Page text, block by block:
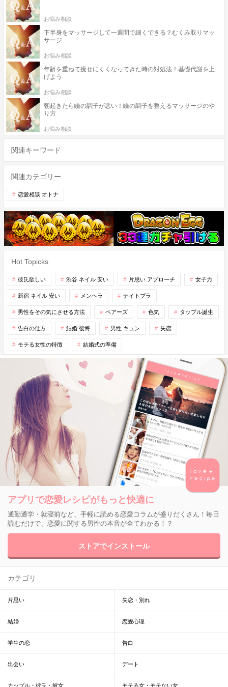
お悩み相談
下半身をマッサージして一週間で細くできる？むくみ取りマッ
サージ
お悩み相談
年齢を重ねて痩せにくくなってきた時の対処法！基礎代謝を上
げよう
お悩み相談
朝起きたら瞼の調子が悪い！瞼の調子を整えるマッサージのや
り方
お悩み相談
関連キーワード
関連カテゴリー
恋愛相談 オトナ
Hot Topicks
彼氏欲しい 渋谷 ネイル 安い 片思い アプローチ 女子力
新宿 ネイル 安い メンヘラ ナイトブラ
男性をその気にさせる方法 ペアーズ 色気 タップル誕生
告白の仕方 結婚 後悔 男性 キュン 失恋
モテる女性の特徴 結婚式の準備
アプリで恋愛レシピがもっと快適に
通勤通学・就寝前など、手軽に読める恋愛コラムが盛りだくさん！毎日
読むだけで、恋愛に関する男性の本音が全てわかる！？
ストアでインストール
カテゴリ
片思い 失恋・別れ
結婚 恋愛心理
学生の恋 告白
出会い デート
カップル・彼氏・彼女 モテる女・モテない女